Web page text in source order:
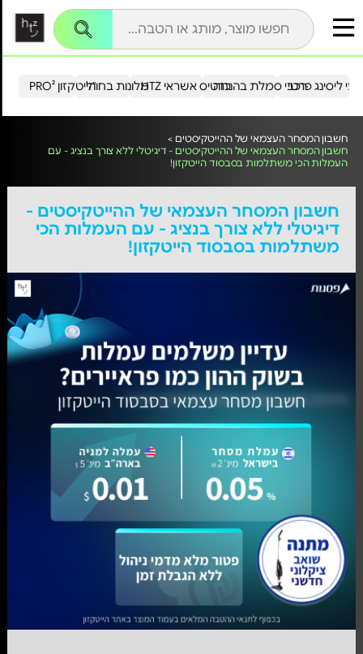
הייטקזון PRO²מלונות בחו"ל כרטיס אשראי HTZ ליסינג פרטירכבי סמלת בהנחה
חשבון המסחר העצמאי של ההייטקיסטים >
חשבון המסחר העצמאי של ההייטקיסטים - דיגיטלי ללא צורך בנציג - עם
העמלות הכי משתלמות בסבסוד הייטקזון!
חשבון המסחר העצמאי של ההייטקיסטים -
דיגיטלי ללא צורך בנציג - עם העמלות הכי
משתלמות בסבסוד הייטקזון!